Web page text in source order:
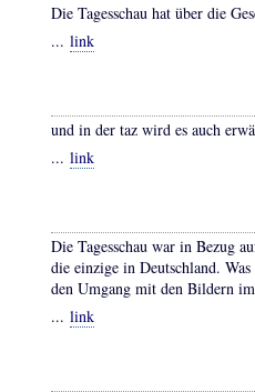
Die Tagesschau hat über die
... link
und in der taz wird es auch
... link
Die Tagesschau war in Bezug
die einzige in Deutschland.
den Umgang mit den Bildern
... link